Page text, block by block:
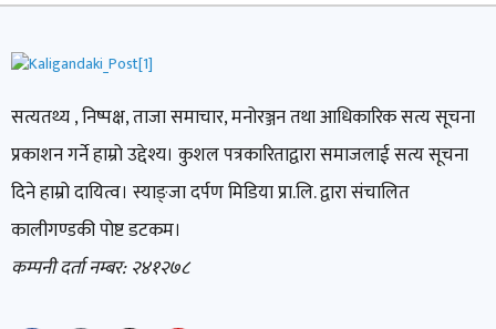
सत्यतथ्य , निष्पक्ष, ताजा समाचार, मनोरञ्जन तथा आधिकारिक सत्य सूचना
प्रकाशन गर्ने हाम्रो उद्देश्य। कुशल पत्रकारिताद्वारा समाजलाई सत्य सूचना
दिने हाम्रो दायित्व। स्याङ्जा दर्पण मिडिया प्रा.लि. द्वारा संचालित
कालीगण्डकी पोष्ट डटकम।
कम्पनी दर्ता नम्बर: २४१२७८